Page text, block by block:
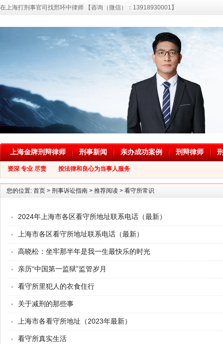
在上海打刑事官司找邢环中律师 【咨询（微信）：13918930001】
上海金牌刑辩律师 刑事新闻 亲办成功案例 刑辩律师
资深 专业 尽责 按法律和良心为当事人服务
您的位置: 首页 > 刑事诉讼指南 > 推荐阅读 > 看守所常识
2024年上海市各区看守所地址联系电话（最新）
上海市各区看守所地址联系电话（最新）
高晓松：坐牢那半年是我一生最快乐的时光
亲历“中国第一监狱”监管岁月
看守所里犯人的衣食住行
关于减刑的那些事
上海市各看守所地址（2023年最新）
看守所真实生活